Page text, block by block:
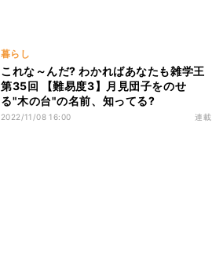
暮らし
これな～んだ? わかればあなたも雑学王
第35回 【難易度3】月見団子をのせ
る"木の台"の名前、知ってる?
2022/11/08 16:00 連載